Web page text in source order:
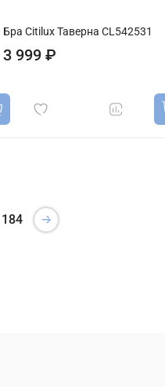
Бра Citilux Таверна CL542531
3 999 ₽
184